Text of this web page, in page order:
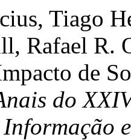
Tiago
Rafael R.
de
do